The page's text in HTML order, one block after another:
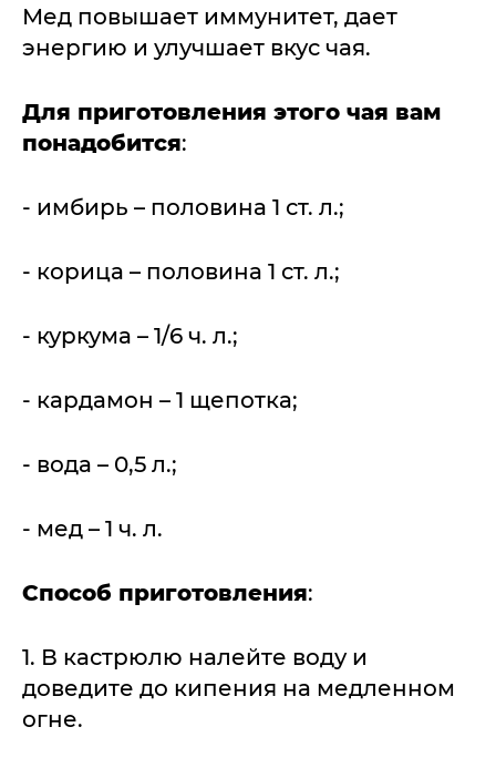
Мед повышает иммунитет, дает
энергию и улучшает вкус чая.
Для приготовления этого чая вам
понадобится:
- имбирь – половина 1 ст. л.;
- корица – половина 1 ст. л.;
- куркума – 1/6 ч. л.;
- кардамон – 1 щепотка;
- вода – 0,5 л.;
- мед – 1 ч. л.
Способ приготовления:
1. В кастрюлю налейте воду и
доведите до кипения на медленном
огне.